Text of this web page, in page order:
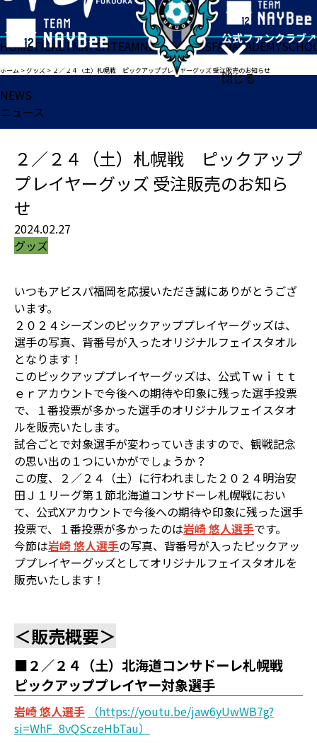
閉じる
HOMETICKETMATCHTEAMNEWSGOODSFANACADEMY
ホーム >グッズ > ２／２４（土）札幌戦 ピックアッププレイヤーグッズ 受注販売のお知らせ
NEWS
ニュース
２／２４（土）札幌戦 ピックアップ
プレイヤーグッズ 受注販売のお知ら
せ
2024.02.27
グッズ
いつもアビスパ福岡を応援いただき誠にありがとうござ
います。
２０２４シーズンのピックアッププレイヤーグッズは、
選手の写真、背番号が入ったオリジナルフェイスタオル
となります！
このピックアッププレイヤーグッズは、公式Ｔｗｉｔｔ
ｅｒアカウントで今後への期待や印象に残った選手投票
で、１番投票が多かった選手のオリジナルフェイスタオ
ルを販売いたします。
試合ごとで対象選手が変わっていきますので、観戦記念
の思い出の１つにいかがでしょうか？
この度、２／２４（土）に行われました２０２４明治安
田Ｊ１リーグ第１節北海道コンサドーレ札幌戦におい
て、公式Xアカウントで今後への期待や印象に残った選手
投票で、１番投票が多かったのは岩崎 悠人選手です。
今節は岩崎 悠人選手の写真、背番号が入ったピックアッ
ププレイヤーグッズとしてオリジナルフェイスタオルを
販売いたします！
＜販売概要＞
■２／２４（土）北海道コンサドーレ札幌戦
ピックアッププレイヤー対象選手
岩崎 悠人選手
（https://youtu.be/jaw6yUwWB7g?
si=WhF_8vQSczeHbTau）